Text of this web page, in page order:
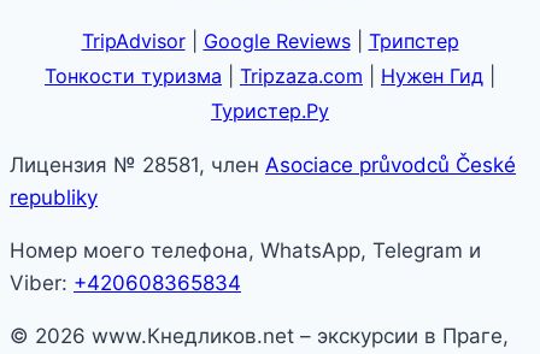
TripAdvisor| Google Reviews| Трипстер
Тонкости туризма
Tripzaza.com Нужен Гид
Туристер.Ру
Лицензия № 28581, член Asociace průvodců České
republiky
Номер моего телефона, WhatsApp, Telegram и
Viber: +420608365834
© 2026 www.Кнедликов.net – экскурсии в Праге,